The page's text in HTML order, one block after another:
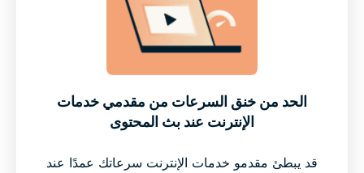
الحد من خنق السرعات من مقدمي خدمات
الإنترنت عند بث المحتوى
قد يبطئ مقدمو خدمات الإنترنت سرعاتك عمدًا عند